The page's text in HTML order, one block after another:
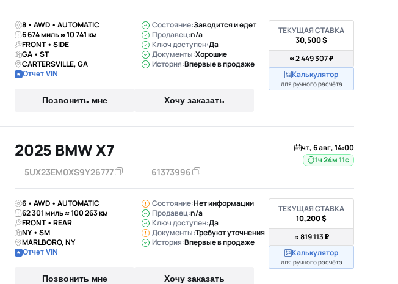
8 • AWD • AUTOMATIC
6 674 миль ≈ 10 741 км
FRONT • SIDE
GA • ST
CARTERSVILLE, GA
Отчет VIN
Состояние:Заводится и едет
Продавец:n/a
Ключ доступен:Да
Документы:Хорошие
История:Впервые в продаже
Позвонить мне Хочу заказать
ТЕКУЩАЯ СТАВКА
30,500 $
≈ 2 449 307 ₽
Калькулятор
для ручного расчёта
2025 BMW X7
5UX23EM0XS9Y26777 61373996
чт, 6 авг, 14:00
1ч 24м 10с
6 • AWD • AUTOMATIC
62 301 миль ≈ 100 263 км
FRONT • REAR
NY • SM
MARLBORO, NY
Отчет VIN
Состояние:Нет информации
Продавец:n/a
Ключ доступен:Да
Документы:Требуют уточнения
История:Впервые в продаже
Позвонить мне Хочу заказать
ТЕКУЩАЯ СТАВКА
10,200 $
≈ 819 113 ₽
Калькулятор
для ручного расчёта